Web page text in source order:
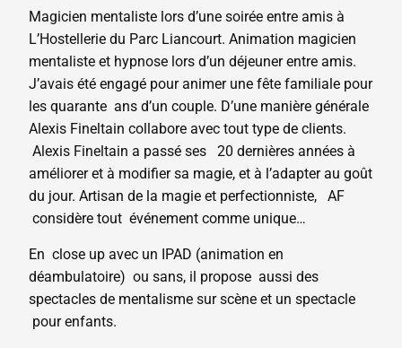
Magicien mentaliste lors d’une soirée entre amis à
L’Hostellerie du Parc Liancourt. Animation magicien
mentaliste et hypnose lors d’un déjeuner entre amis.
J’avais été engagé pour animer une fête familiale pour
les quarante ans d’un couple. D’une manière générale
Alexis Fineltain collabore avec tout type de clients.
Alexis Fineltain a passé ses 20 dernières années à
améliorer et à modifier sa magie, et à l’adapter au goût
du jour. Artisan de la magie et perfectionniste, AF
considère tout événement comme unique…
En close up avec un IPAD (animation en
déambulatoire) ou sans, il propose aussi des
spectacles de mentalisme sur scène et un spectacle
pour enfants.